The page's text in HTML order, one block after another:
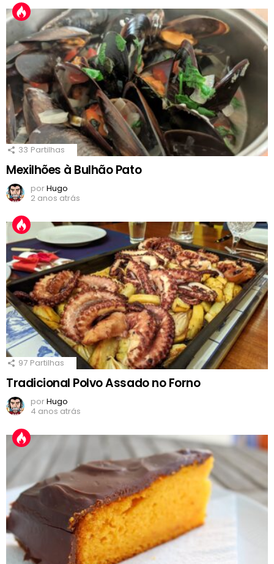
33 Partilhas
Mexilhões à Bulhão Pato
porHugo
2 anos atrás
97 Partilhas
Tradicional Polvo Assado no Forno
porHugo
4 anos atrás